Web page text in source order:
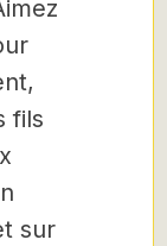
fils
sur